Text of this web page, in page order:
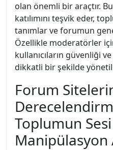
olan önemli bir araçtır.
katılımını teşvik eder,
tanımlar ve forumun
Özellikle moderatörler
kullanıcıların güvenliği
dikkatli bir şekilde
Forum
Toplumun
Manipülasyon